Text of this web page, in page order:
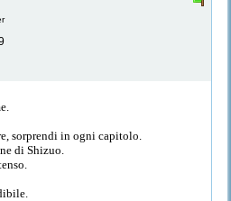
sorprendi in ogni capitolo.
di Shizuo.